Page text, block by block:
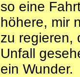
so eine
höhere, mir
zu regieren,
Unfall
ein Wunder.